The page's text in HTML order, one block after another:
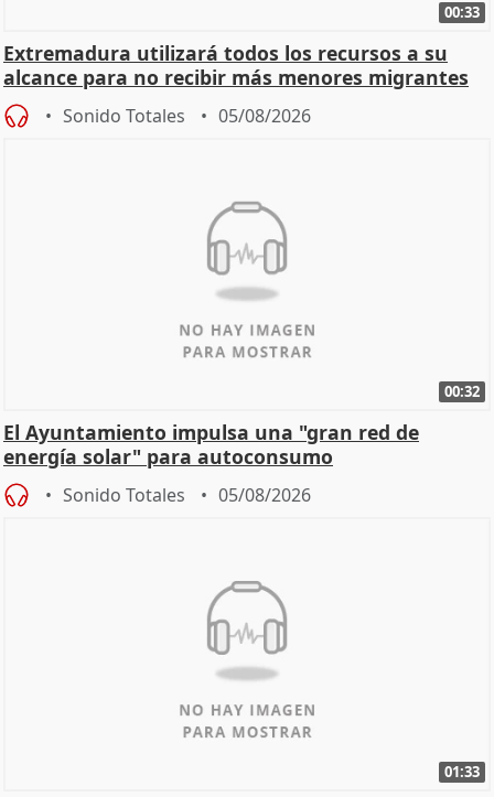
00:33
Extremadura utilizará todos los recursos a su
alcance para no recibir más menores migrantes
Sonido Totales 05/08/2026
00:32
El Ayuntamiento impulsa una "gran red de
energía solar" para autoconsumo
Sonido Totales 05/08/2026
01:33